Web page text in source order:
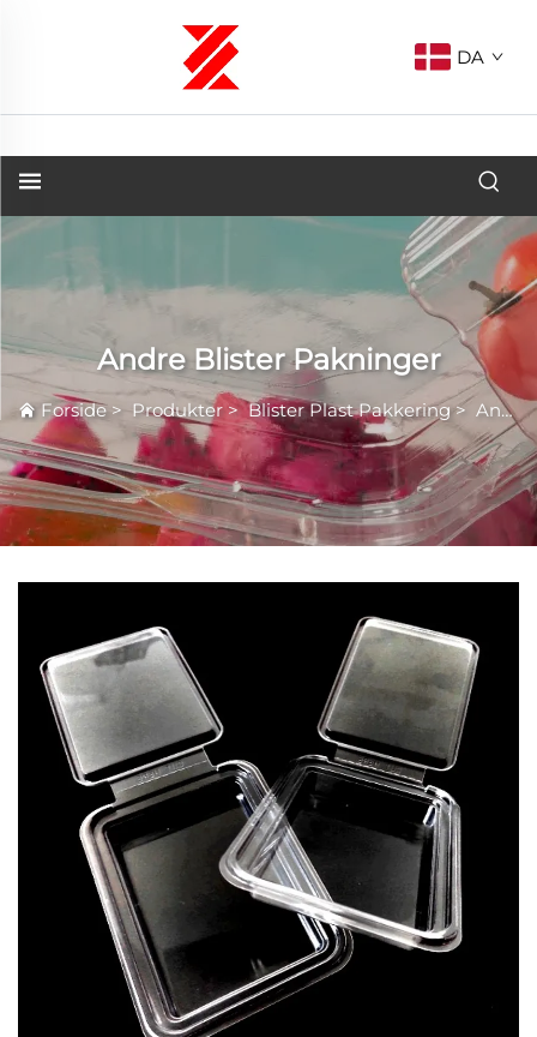
DA
Andre Blister Pakninger
Forside> Produkter>Blister Plast Pakkering> Andre Blister Pakninger